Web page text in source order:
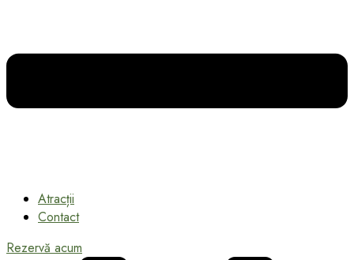
Atracții
Contact
Rezervă acum